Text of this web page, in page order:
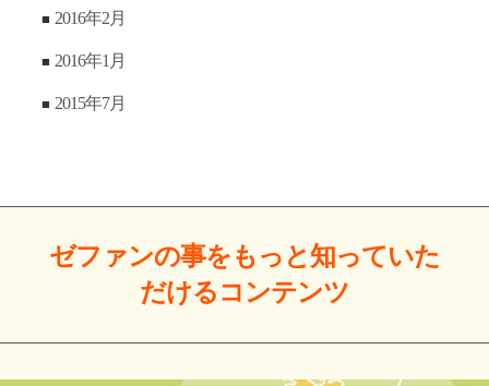
2016年2月
2016年1月
2015年7月
ゼファンの事をもっと知っていた
だけるコンテンツ